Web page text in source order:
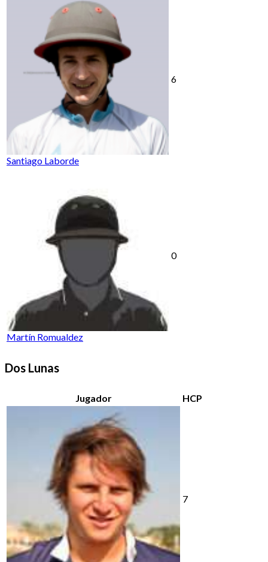
Santiago Laborde
6
Martín Romualdez
0
Dos Lunas
Jugador HCP
7